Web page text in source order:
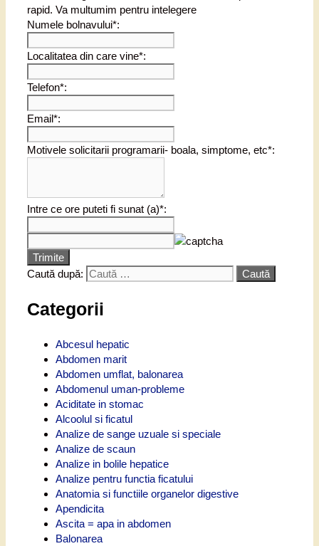
rapid. Va multumim pentru intelegere
Numele bolnavului*:
Localitatea din care vine*:
Telefon*:
Email*:
Motivele solicitarii programarii- boala, simptome, etc*:
Intre ce ore puteti fi sunat (a)*:
Trimite
Caută după:
Categorii
Abcesul hepatic
Abdomen marit
Abdomen umflat, balonarea
Abdomenul uman-probleme
Aciditate in stomac
Alcoolul si ficatul
Analize de sange uzuale si speciale
Analize de scaun
Analize in bolile hepatice
Analize pentru functia ficatului
Anatomia si functiile organelor digestive
Apendicita
Ascita = apa in abdomen
Balonarea